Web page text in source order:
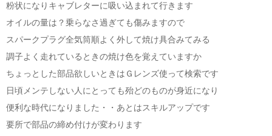
粉状になりキャブレターに吸い込まれて行きます
オイルの量は？乗らなさ過ぎても傷みますので
スパークプラグ全気筒順よく外して焼け具合みてみる
調子よく走れているときの焼け色を覚えていますか
ちょっとした部品欲しいときはＧレンズ使って検索です
日頃メンテしない人にとっても殆どのものが身近になり
便利な時代になりました・・あとはスキルアップです
要所で部品の締め付けが変わります